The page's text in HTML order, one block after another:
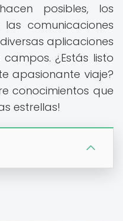
posibles, los
comunicaciones
aplicaciones
¿Estás listo
apasionante viaje?
conocimientos que
estrellas!